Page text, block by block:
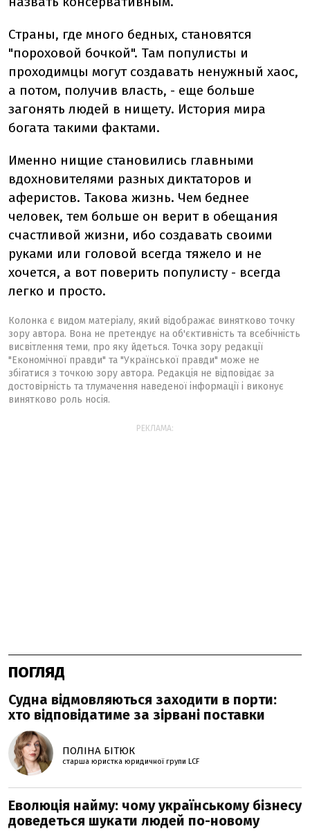
Страны, где много бедных, становятся
"пороховой бочкой". Там популисты и
проходимцы могут создавать ненужный хаос,
а потом, получив власть, - еще больше
загонять людей в нищету. История мира
богата такими фактами.
Именно нищие становились главными
вдохновителями разных диктаторов и
аферистов. Такова жизнь. Чем беднее
человек, тем больше он верит в обещания
счастливой жизни, ибо создавать своими
руками или головой всегда тяжело и не
хочется, а вот поверить популисту - всегда
легко и просто.
Колонка є видом матеріалу, який відображає винятково точку
зору автора. Вона не претендує на об'єктивність та всебічність
висвітлення теми, про яку йдеться. Точка зору редакції
"Економічної правди" та "Української правди" може не
збігатися з точкою зору автора. Редакція не відповідає за
достовірність та тлумачення наведеної інформації і виконує
винятково роль носія.
РЕКЛАМА:
ПОГЛЯД
Судна відмовляються заходити в порти:
хто відповідатиме за зірвані поставки
ПОЛІНА БІТЮК
старша юристка юридичної групи LCF
Еволюція найму: чому українському бізнесу
доведеться шукати людей по-новому